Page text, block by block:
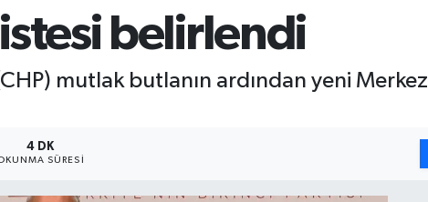
belirlendi
mutlak butlanın ardından yeni
4 DK
SÜRESI